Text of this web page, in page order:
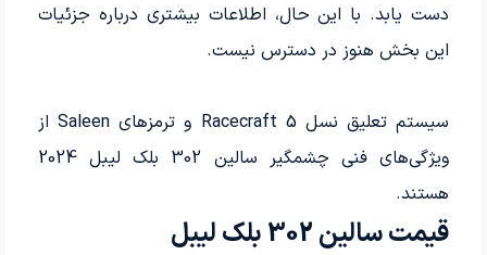
دست یابد. با این حال، اطلاعات بیشتری درباره جزئیات
این بخش هنوز در دسترس نیست.
سیستم تعلیق نسل 5 Racecraft و ترمزهای Saleen از
ویژگی‌های فنی چشمگیر سالین 302 بلک لیبل 2024
هستند.
قیمت سالین 302 بلک لیبل